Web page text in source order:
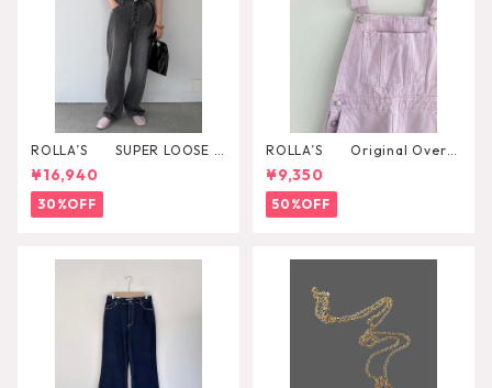
ROLLA’S SUPER LOOSE B
LACK STONE
¥16,940
30%OFF
ROLLA’S Original Overal
l¥9,350
50%OFF